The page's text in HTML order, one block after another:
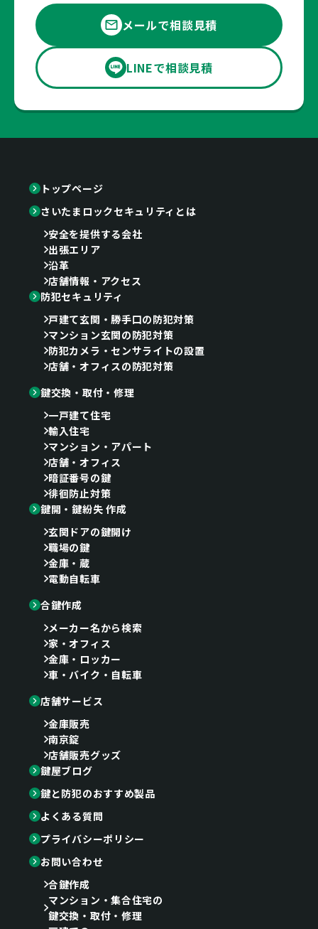
メールで相談見積
LINEで相談見積
トップページ
さいたまロックセキュリティとは
安全を提供する会社
出張エリア
沿革
店舗情報・アクセス
防犯セキュリティ
戸建て玄関・勝手口の防犯対策
マンション玄関の防犯対策
防犯カメラ・センサライトの設置
店舗・オフィスの防犯対策
鍵交換・取付・修理
一戸建て住宅
輸入住宅
マンション・アパート
店舗・オフィス
暗証番号の鍵
徘徊防止対策
鍵開・鍵紛失 作成
玄関ドアの鍵開け
職場の鍵
金庫・蔵
電動自転車
合鍵作成
メーカー名から検索
家・オフィス
金庫・ロッカー
車・バイク・自転車
店舗サービス
金庫販売
南京錠
店舗販売グッズ
鍵屋ブログ
鍵と防犯のおすすめ製品
よくある質問
プライバシーポリシー
お問い合わせ
合鍵作成
マンション・集合住宅の
鍵交換・取付・修理